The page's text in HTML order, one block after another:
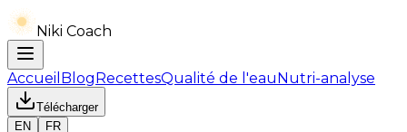
Niki Coach
Accueil BlogRecettesQualité de l'eauNutri-analyse
Télécharger
EN
FR